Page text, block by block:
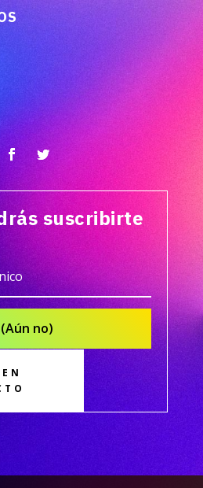
suscribirte
(Aún no)